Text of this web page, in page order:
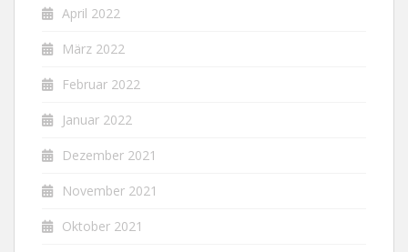
April 2022
März 2022
Februar 2022
Januar 2022
Dezember 2021
November 2021
Oktober 2021